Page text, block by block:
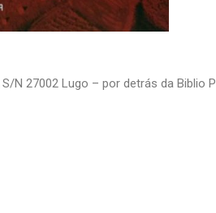
N 27002 Lugo – por detrás da Biblio